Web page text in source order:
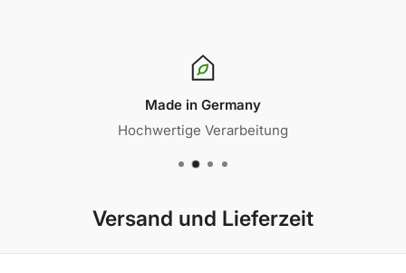
Made in Germany
Hochwertige Verarbeitung
Versand und Lieferzeit